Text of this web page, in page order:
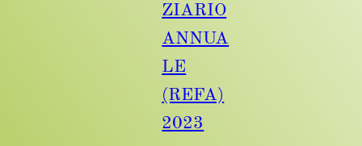
ZIARIO
ANNUA
LE
(REFA)
2023